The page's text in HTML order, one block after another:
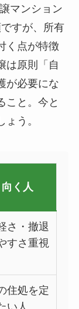
マンション
すが、所有
く点が特徴
は原則「自
が必要にな
こと。今と
う。
向く人
さ・撤退
すさ重視
住処を定
い人